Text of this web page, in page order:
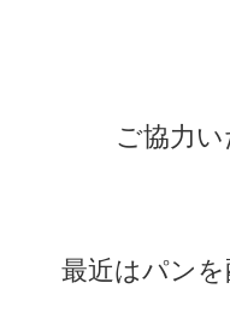
ご協力
最近はパン